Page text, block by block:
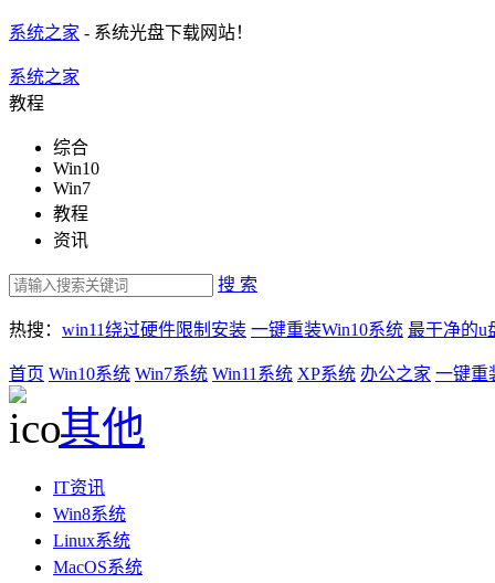
系统之家 - 系统光盘下载网站！
系统之家
教程
综合
Win10
Win7
教程
资讯
搜 索
热搜： win11绕过硬件限制安装 一键重装Win10系统 最干净的u
首页 Win10系统 Win7系统 Win11系统 XP系统 办公之家 一键重
其他
IT资讯
Win8系统
Linux系统
MacOS系统